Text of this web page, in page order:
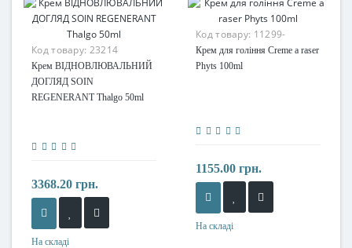
Код товару: 23214
Крем ВІДНОВЛЮВАЛЬНИЙ
ДОГЛЯД SOIN
REGENERANT Thalgo 50ml
3368.20 грн.
На складі
Код товару: 11299-
Крем для гоління Creme a raser
Phyts 100ml
1155.00 грн.
На складі